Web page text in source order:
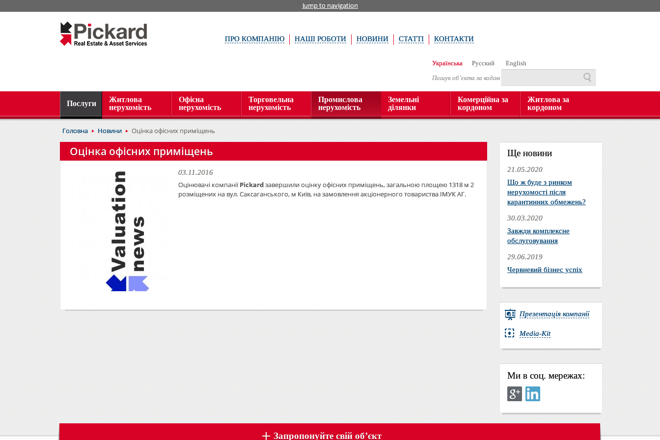
Jump to navigation
ПРО КОМПАНІЮ НАШІ РОБОТИ НОВИНИ СТАТТІ КОНТАКТИ
Українська Русский
English
Пошук об’єкта за кодом
Послуги
Житлова
нерухомість
Офісна
нерухомість
Торговельна
нерухомість
Промислова
нерухомість
Земельні
ділянки
Комерційна за
кордоном
Житлова за
кордоном
Головна Новини Оцінка офісних приміщень
Оцінка офісних приміщень
03.11.2016
Оцінювачі компаніїPickardзавершили оцінку офісних приміщень, загальною площею 1318 м 2
розміщених на вул. Саксаганського, м Київ, на замовлення акціонерного товариства ІМУК АГ.
Ще новини
21.05.2020
Що ж буде з ринком
нерухомості після
карантинних обмежень?
30.03.2020
Завжди комплексне
обслуговування
29.06.2019
Червневий бізнес успіх
Презентація компанії
Media-Kit
Ми в соц. мережах:
Запропонуйте свій об’єкт